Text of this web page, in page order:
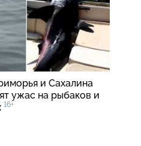
и Сахалина
ужас на рыбаков и
16+